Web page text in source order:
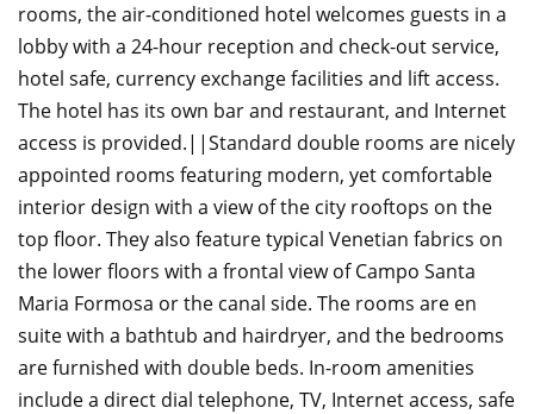
rooms, the air-conditioned hotel welcomes guests in a
lobby with a 24-hour reception and check-out service,
hotel safe, currency exchange facilities and lift access.
The hotel has its own bar and restaurant, and Internet
access is provided.||Standard double rooms are nicely
appointed rooms featuring modern, yet comfortable
interior design with a view of the city rooftops on the
top floor. They also feature typical Venetian fabrics on
the lower floors with a frontal view of Campo Santa
Maria Formosa or the canal side. The rooms are en
suite with a bathtub and hairdryer, and the bedrooms
are furnished with double beds. In-room amenities
include a direct dial telephone, TV, Internet access, safe